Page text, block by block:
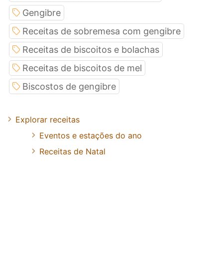
Gengibre
Receitas de sobremesa com gengibre
Receitas de biscoitos e bolachas
Receitas de biscoitos de mel
Biscostos de gengibre
Explorar receitas
Eventos e estações do ano
Receitas de Natal